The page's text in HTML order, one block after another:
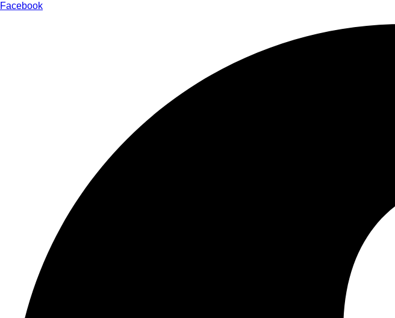
Facebook